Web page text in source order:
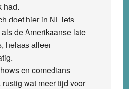
had.
doet hier in NL iets
de Amerikaanse late
helaas alleen
en comedians
rustig wat meer tijd voor